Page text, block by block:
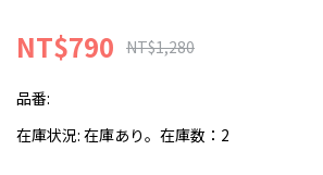
NT$790 NT$1,280
品番:
在庫状況: 在庫あり。在庫数：2